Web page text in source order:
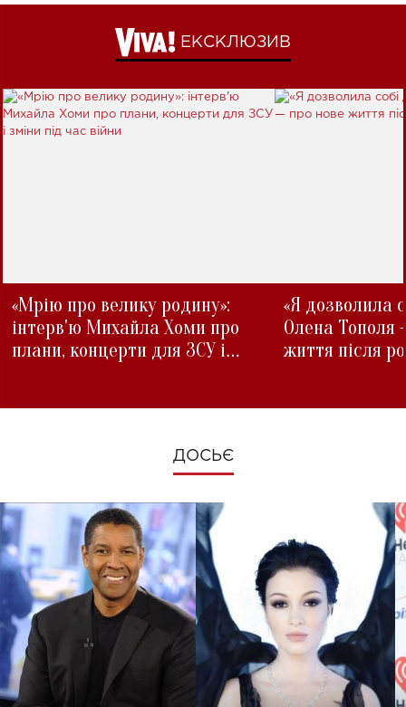
ЕКСКЛЮЗИВ
«Мрію про велику родину»:
інтерв'ю Михайла Хоми про
плани, концерти для ЗСУ і
«Я дозволила
Олена Тополя
життя після
ДОСЬЄ